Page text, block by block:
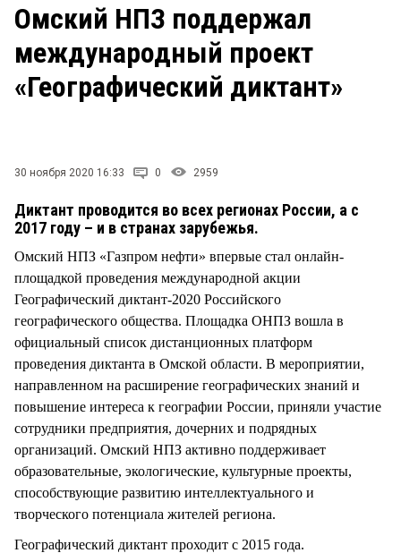
ЗАКОН
НОВОСТИ КОМПАНИЙ
Рейтинги
Блоги
Архив
Омский НПЗ поддержал
международный проект
«Географический диктант»
30 ноября 2020 16:33 0 2959
Диктант проводится во всех регионах России, а с
2017 году – и в странах зарубежья.
Омский НПЗ «Газпром нефти» впервые стал онлайн-
площадкой проведения международной акции
Географический диктант-2020 Российского
географического общества. Площадка ОНПЗ вошла в
официальный список дистанционных платформ
проведения диктанта в Омской области. В мероприятии,
направленном на расширение географических знаний и
повышение интереса к географии России, приняли участие
сотрудники предприятия, дочерних и подрядных
организаций. Омский НПЗ активно поддерживает
образовательные, экологические, культурные проекты,
способствующие развитию интеллектуального и
творческого потенциала жителей региона.
Географический диктант проходит с 2015 года.